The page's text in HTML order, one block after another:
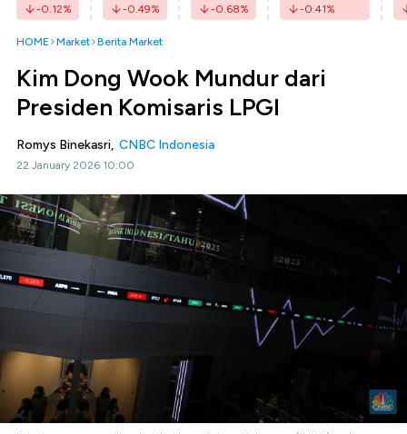
-0.12% -0.49% -0.68% -0.41%
HOME Market Berita Market
Kim Dong Wook Mundur dari
Presiden Komisaris LPGI
Romys Binekasri, CNBC Indonesia
22 January 2026 10:00